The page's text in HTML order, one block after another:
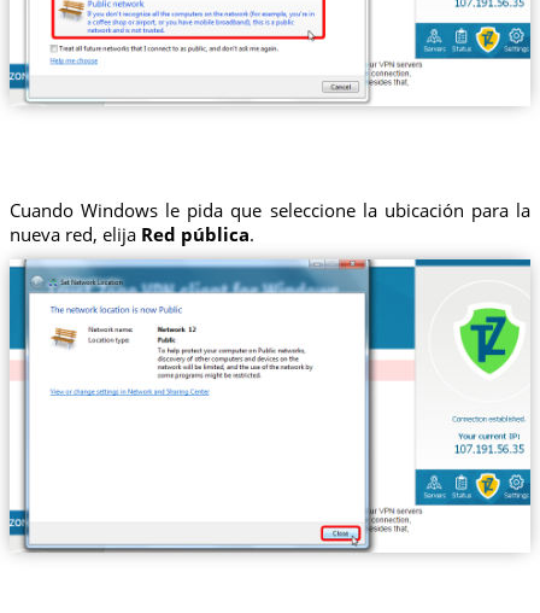
Cuando Windows le pida que seleccione la ubicación para la
nueva red, elija Red pública.